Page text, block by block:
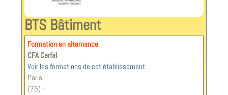
BTS Bâtiment
Formation en alternance
CFA Cerfal
Voir les formations de cet établissement
Paris
(75) -